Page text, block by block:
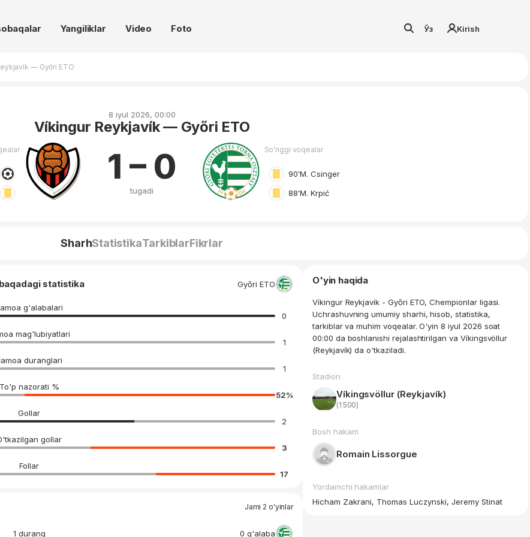
Yangiliklar Video Foto Ўз Kirish
— Győri ETO
8 iyul 2026, 00:00
Víkingur Reykjavík — Győri ETO
1 – 0
tugadi
So'nggi voqealar
90′M. Csinger
88′M. Krpić
SharhStatistikaTarkiblarFikrlar
statistika Győri ETO
g'alabalari
0
mag'lubiyatlari
1
duranglari
1
To'p nazorati %
52%
Gollar
2
gollar
3
Follar
17
Jami 2 o'yinlar
1 durang 0 g'alaba
O'yin haqida
Víkingur Reykjavík - Győri ETO, Chempionlar ligasi.
Uchrashuvning umumiy sharhi, hisob, statistika,
tarkiblar va muhim voqealar. O'yin 8 iyul 2026 soat
00:00 da boshlanishi rejalashtirilgan va Víkingsvöllur
(Reykjavík) da o'tkaziladi.
Stadion
Víkingsvöllur (Reykjavík)
(1 500)
Bosh hakam
Romain Lissorgue
Yordamchi hakamlar
Hicham Zakrani, Thomas Luczynski, Jeremy Stinat